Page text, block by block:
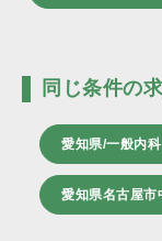
同じ条件の
愛知県/一般内
愛知県名古屋市